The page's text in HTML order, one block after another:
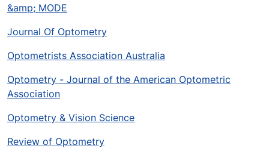
&amp; MODE
Journal Of Optometry
Optometrists Association Australia
Optometry - Journal of the American Optometric
Association
Optometry & Vision Science
Review of Optometry